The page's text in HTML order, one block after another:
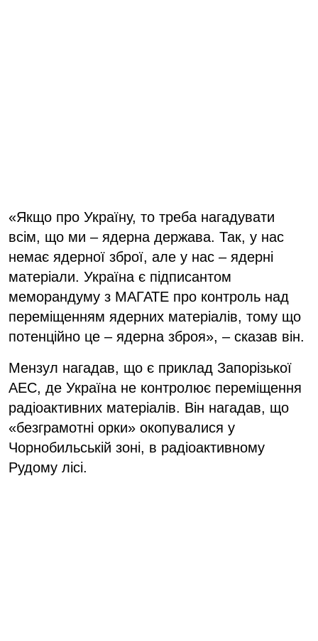
«Якщо про Україну, то треба нагадувати
всім, що ми – ядерна держава. Так, у нас
немає ядерної зброї, але у нас – ядерні
матеріали. Україна є підписантом
меморандуму з МАГАТЕ про контроль над
переміщенням ядерних матеріалів, тому що
потенційно це – ядерна зброя», – сказав він.
Мензул нагадав, що є приклад Запорізької
АЕС, де Україна не контролює переміщення
радіоактивних матеріалів. Він нагадав, що
«безграмотні орки» окопувалися у
Чорнобильській зоні, в радіоактивному
Рудому лісі.